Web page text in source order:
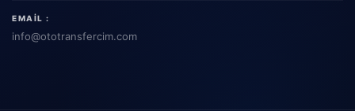
EMAIL :
info@ototransfercim.com